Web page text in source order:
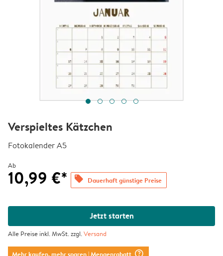
Verspieltes Kätzchen
Fotokalender A5
Ab
10,99 €* offers Dauerhaft günstige Preise
Jetzt starten
Alle Preise inkl. MwSt. zzgl.Versand
Mehr kaufen, mehr sparen| Mengenrabatt question_mark_circle